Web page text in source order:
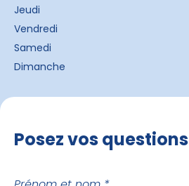
Jeudi
Vendredi
Samedi
Dimanche
Posez vos questions
Prénom